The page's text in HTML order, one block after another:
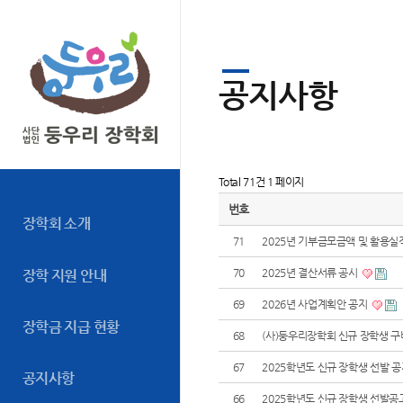
장학회 소개
장학 지원 안내
장학금 지급 현황
공지사항
공지사항
Total 71건 1 페이지
번호
71 2025년 기부금모금액 및 활용실
70 2025년 결산서류 공시
69 2026년 사업계획안 공지
68 (사)둥우리장학회 신규 장학생 구
67 2025학년도 신규 장학생 선발 공
66 2025학년도 신규 장학생 선발공